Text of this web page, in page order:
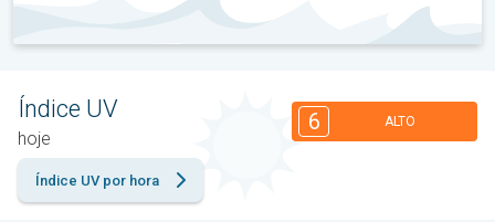
Índice UV
hoje
6 ALTO
Índice UV por hora